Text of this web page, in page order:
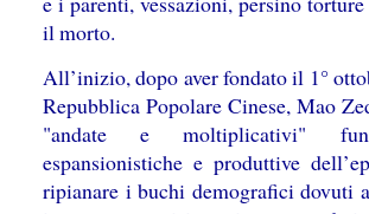
il morto.
All’inizio, dopo aver fondato il 1°
Repubblica Popolare Cinese, Mao
"andate e moltiplicativi"
espansionistiche e produttive
ripianare i buchi demografici dovuti